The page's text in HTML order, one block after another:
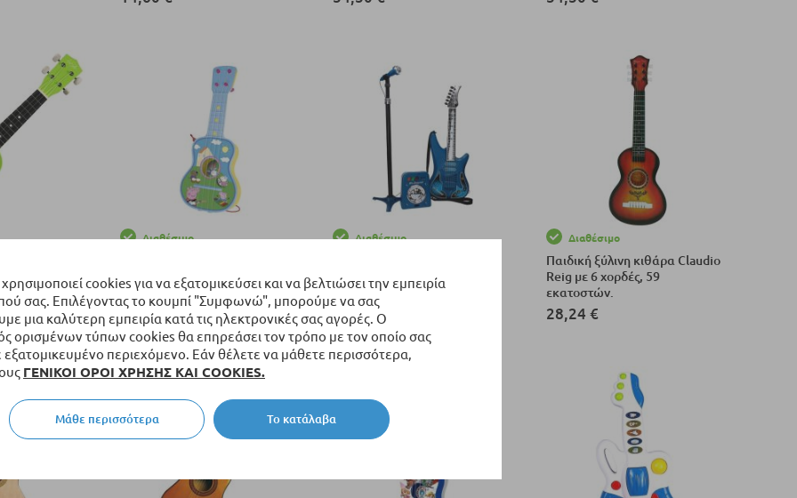
cookies για να εξατομικεύσει και να βελτιώσει την εμπειρία
σας. Επιλέγοντας το κουμπί "Συμφωνώ", μπορούμε να σας
μια καλύτερη εμπειρία κατά τις ηλεκτρονικές σας αγορές. Ο
ορισμένων τύπων cookies θα επηρεάσει τον τρόπο με τον οποίο σας
περιεχόμενο. Εάν θέλετε να μάθετε περισσότερα,
ΓΕΝΙΚΟΙ ΟΡΟΙ ΧΡΗΣΗΣ ΚΑΙ COOKIES.
Το κατάλαβα
Μάθε περισσότερα
Πράσινη.
Διαθέσιμο
Peppa Pig με χορδές.
14,60 €
Προσθήκη στο Καλάθι
Διαθέσιμο
με μικρόφωνο και ενισχυτή.
65,00 €
Προσθήκη στο Καλάθι
Διαθέσιμο
Παιδική ξύλινη κιθάρα Claudio
Reig με 6 χορδές, 59
εκατοστών.
28,24 €